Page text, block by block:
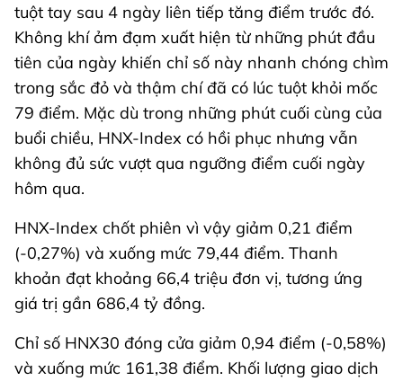
tuột tay sau 4 ngày liên tiếp tăng điểm trước đó.
Không khí ảm đạm xuất hiện từ những phút đầu
tiên của ngày khiến chỉ số này nhanh chóng chìm
trong sắc đỏ và thậm chí đã có lúc tuột khỏi mốc
79 điểm. Mặc dù trong những phút cuối cùng của
buổi chiều, HNX-Index có hồi phục nhưng vẫn
không đủ sức vượt qua ngưỡng điểm cuối ngày
hôm qua.
HNX-Index chốt phiên vì vậy giảm 0,21 điểm
(-0,27%) và xuống mức 79,44 điểm. Thanh
khoản đạt khoảng 66,4 triệu đơn vị, tương ứng
giá trị gần 686,4 tỷ đồng.
Chỉ số HNX30 đóng cửa giảm 0,94 điểm (-0,58%)
và xuống mức 161,38 điểm. Khối lượng giao dịch